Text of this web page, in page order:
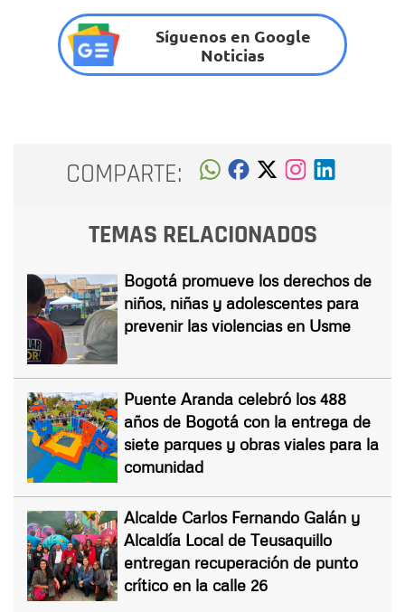
Síguenos en Google
Noticias
COMPARTE:
TEMAS RELACIONADOS
Bogotá promueve los derechos de
niños, niñas y adolescentes para
prevenir las violencias en Usme
Puente Aranda celebró los 488
años de Bogotá con la entrega de
siete parques y obras viales para la
comunidad
Alcalde Carlos Fernando Galán y
Alcaldía Local de Teusaquillo
entregan recuperación de punto
crítico en la calle 26